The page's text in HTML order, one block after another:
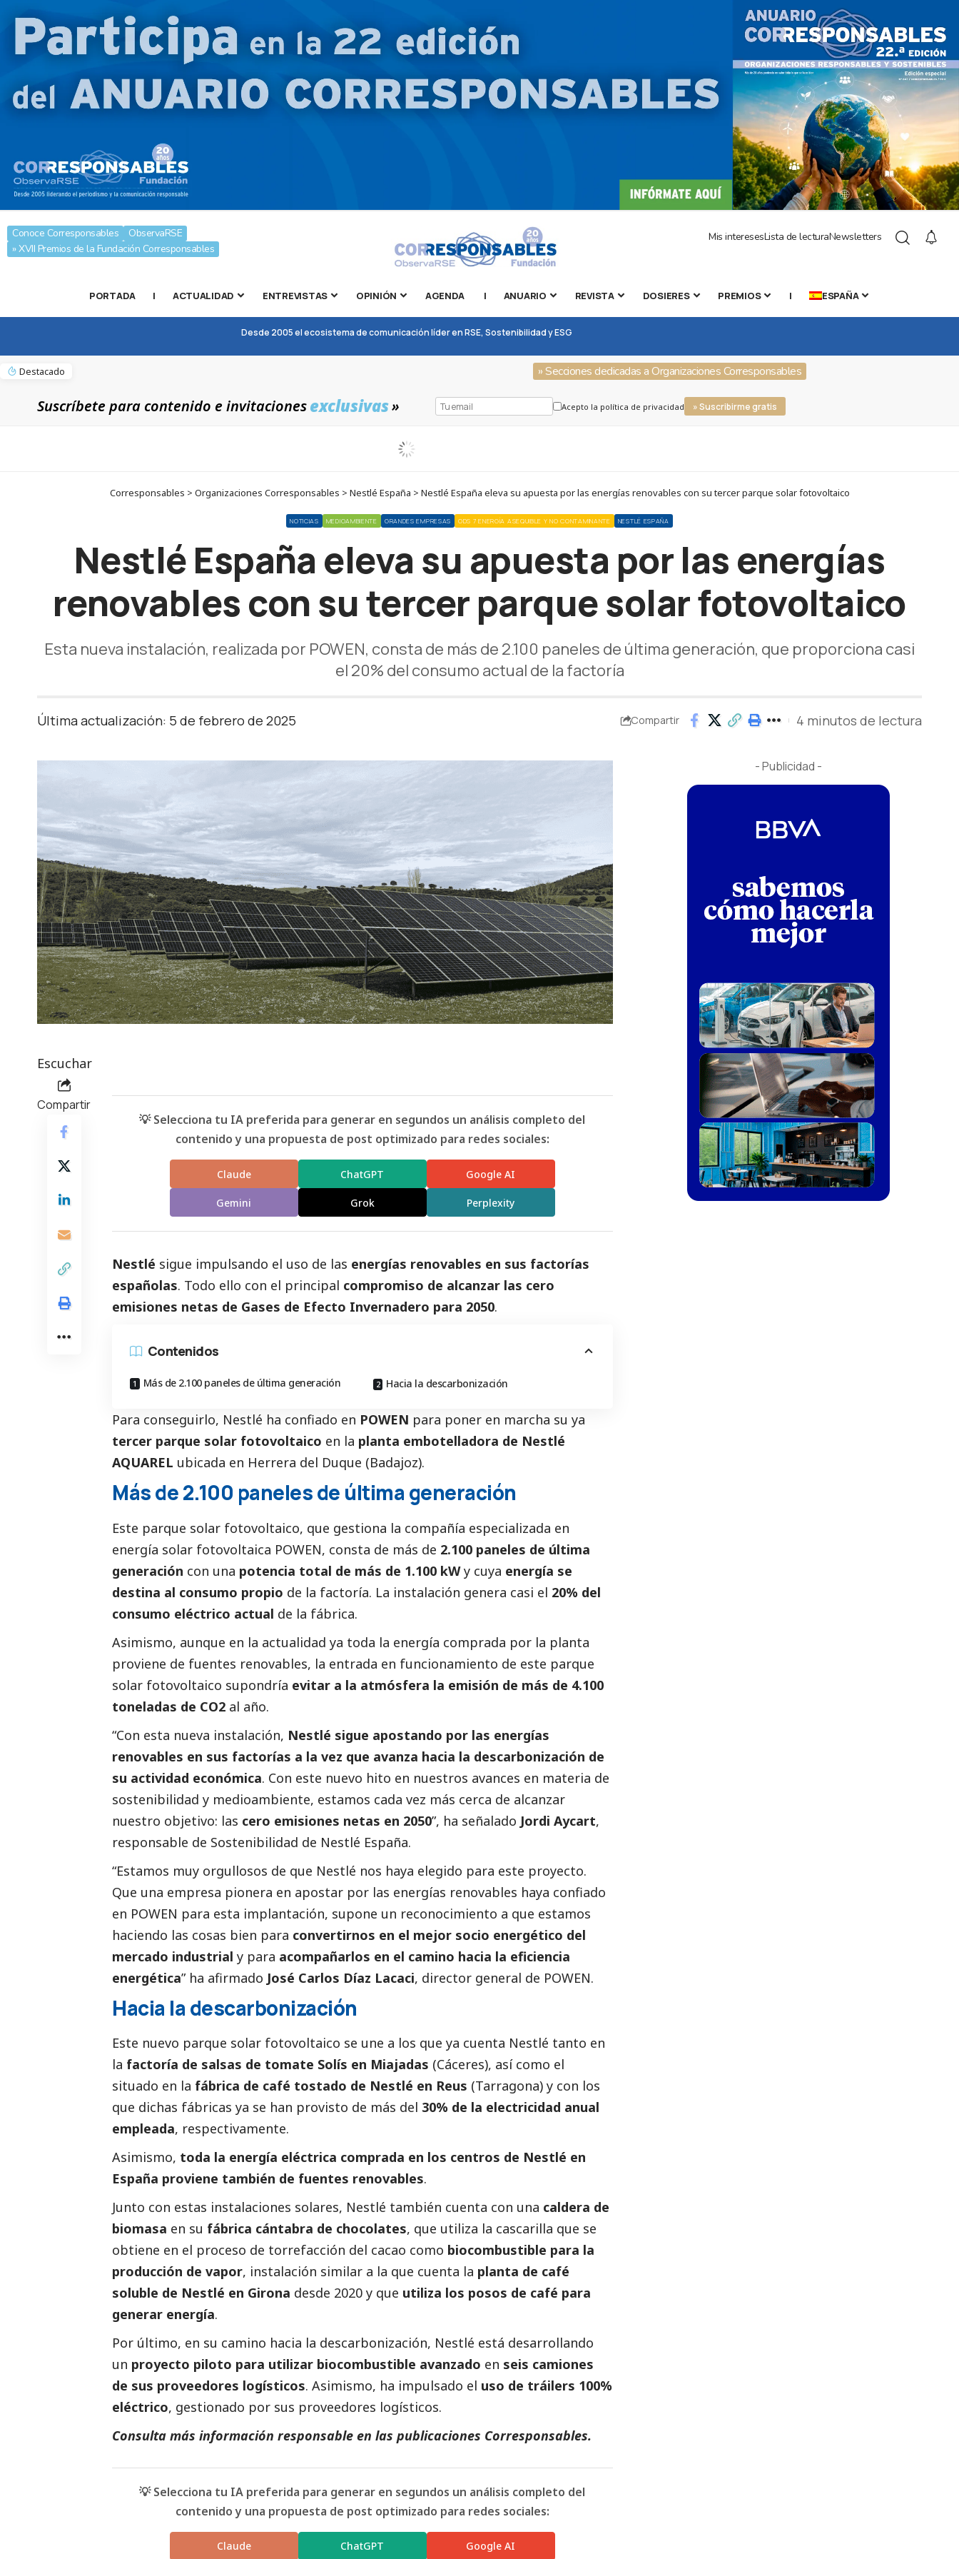
Conoce Corresponsables
ObservaRSE
» XVII Premios de la Fundación Corresponsables
Mis interesesLista de lecturaNewsletters
PORTADA | ACTUALIDAD ENTREVISTAS OPINIÓN AGENDA | ANUARIO REVISTA DOSIERES PREMIOS | ESPAÑA
Desde 2005 el ecosistema de comunicación líder en RSE, Sostenibilidad y ESG
Destacado » Secciones dedicadas a Organizaciones Corresponsables
Suscríbete para contenido e invitacionesexclusivas» Acepto la política de privacidad » Suscribirme gratis
Corresponsables > Organizaciones Corresponsables > Nestlé España > Nestlé España eleva su apuesta por las energías renovables con su tercer parque solar fotovoltaico
NOTICIAS MEDIOAMBIENTE GRANDES EMPRESAS ODS 7 ENERGÍA ASEQUIBLE Y NO CONTAMINANTE NESTLÉ ESPAÑA
Nestlé España eleva su apuesta por las energías
renovables con su tercer parque solar fotovoltaico
Esta nueva instalación, realizada por POWEN, consta de más de 2.100 paneles de última generación, que proporciona casi
el 20% del consumo actual de la factoría
Última actualización: 5 de febrero de 2025 Compartir 4 minutos de lectura
Escuchar
Compartir
💡 Selecciona tu IA preferida para generar en segundos un análisis completo del
contenido y una propuesta de post optimizado para redes sociales:
Claude ChatGPT Google AI
Gemini Grok Perplexity
Nestlé sigue impulsando el uso de las energías renovables en sus factorías
españolas. Todo ello con el principal compromiso de alcanzar las cero
emisiones netas de Gases de Efecto Invernadero para 2050.
Contenidos
Más de 2.100 paneles de última generación Hacia la descarbonización
Para conseguirlo, Nestlé ha confiado en POWEN para poner en marcha su ya
tercer parque solar fotovoltaico en la planta embotelladora de Nestlé
AQUAREL ubicada en Herrera del Duque (Badajoz).
Más de 2.100 paneles de última generación
Este parque solar fotovoltaico, que gestiona la compañía especializada en
energía solar fotovoltaica POWEN, consta de más de 2.100 paneles de última
generación con una potencia total de más de 1.100 kWy cuya energía se
destina al consumo propio de la factoría. La instalación genera casi el 20% del
consumo eléctrico actual de la fábrica.
Asimismo, aunque en la actualidad ya toda la energía comprada por la planta
proviene de fuentes renovables, la entrada en funcionamiento de este parque
solar fotovoltaico supondría evitar a la atmósfera la emisión de más de 4.100
toneladas de CO2 al año.
“Con esta nueva instalación, Nestlé sigue apostando por las energías
renovables en sus factorías a la vez que avanza hacia la descarbonización de
su actividad económica. Con este nuevo hito en nuestros avances en materia de
sostenibilidad y medioambiente, estamos cada vez más cerca de alcanzar
nuestro objetivo: las cero emisiones netas en 2050”, ha señalado Jordi Aycart,
responsable de Sostenibilidad de Nestlé España.
“Estamos muy orgullosos de que Nestlé nos haya elegido para este proyecto.
Que una empresa pionera en apostar por las energías renovables haya confiado
en POWEN para esta implantación, supone un reconocimiento a que estamos
haciendo las cosas bien para convertirnos en el mejor socio energético del
mercado industrial y para acompañarlos en el camino hacia la eficiencia
energética” ha afirmado José Carlos Díaz Lacaci, director general de POWEN.
Hacia la descarbonización
Este nuevo parque solar fotovoltaico se une a los que ya cuenta Nestlé tanto en
la factoría de salsas de tomate Solís en Miajadas (Cáceres), así como el
situado en la fábrica de café tostado de Nestlé en Reus (Tarragona) y con los
que dichas fábricas ya se han provisto de más del 30% de la electricidad anual
empleada, respectivamente.
Asimismo, toda la energía eléctrica comprada en los centros de Nestlé en
España proviene también de fuentes renovables.
Junto con estas instalaciones solares, Nestlé también cuenta con una caldera de
biomasa en su fábrica cántabra de chocolates, que utiliza la cascarilla que se
obtiene en el proceso de torrefacción del cacao como biocombustible para la
producción de vapor, instalación similar a la que cuenta la planta de café
soluble de Nestlé en Girona desde 2020 y que utiliza los posos de café para
generar energía.
Por último, en su camino hacia la descarbonización, Nestlé está desarrollando
un proyecto piloto para utilizar biocombustible avanzado en seis camiones
de sus proveedores logísticos. Asimismo, ha impulsado el uso de tráilers 100%
eléctrico, gestionado por sus proveedores logísticos.
Consulta más información responsable en las publicaciones Corresponsables.
💡 Selecciona tu IA preferida para generar en segundos un análisis completo del
contenido y una propuesta de post optimizado para redes sociales:
Claude ChatGPT Google AI
- Publicidad -